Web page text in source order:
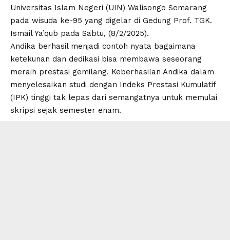
Universitas Islam Negeri (UIN) Walisongo Semarang
pada wisuda ke-95 yang digelar di Gedung Prof. TGK.
Ismail Ya’qub pada Sabtu, (8/2/2025).
Andika berhasil menjadi contoh nyata bagaimana
ketekunan dan dedikasi bisa membawa seseorang
meraih prestasi gemilang. Keberhasilan Andika dalam
menyelesaikan studi dengan Indeks Prestasi Kumulatif
(IPK) tinggi tak lepas dari semangatnya untuk memulai
skripsi sejak semester enam.